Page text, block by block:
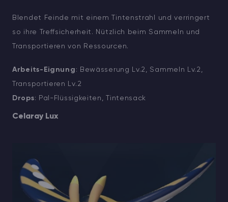
Blendet Feinde mit einem Tintenstrahl und verringert
so ihre Treffsicherheit. Nützlich beim Sammeln und
Transportieren von Ressourcen.
Arbeits-Eignung : Bewässerung Lv.2, Sammeln Lv.2,
Transportieren Lv.2
Drops: Pal-Flüssigkeiten, Tintensack
Celaray Lux